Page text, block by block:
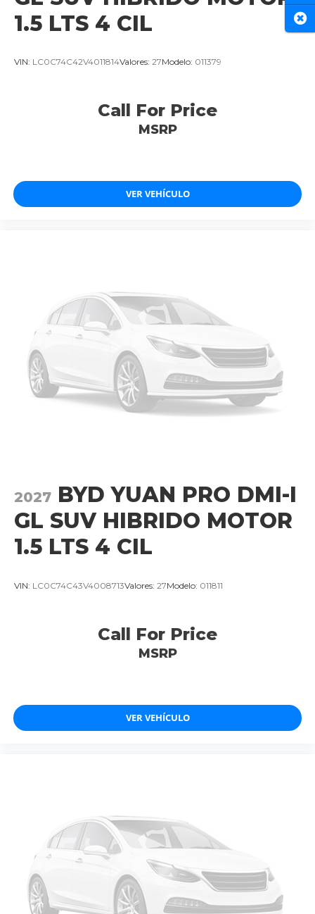
1.5 LTS 4 CIL
VIN: LC0C74C42V4011814Valores: 27Modelo: 011379
Call For Price
MSRP
VER VEHÍCULO
2027 BYD YUAN PRO DMI-I
GL SUV HIBRIDO MOTOR
1.5 LTS 4 CIL
VIN: LC0C74C43V4008713Valores: 27Modelo: 011811
Call For Price
MSRP
VER VEHÍCULO